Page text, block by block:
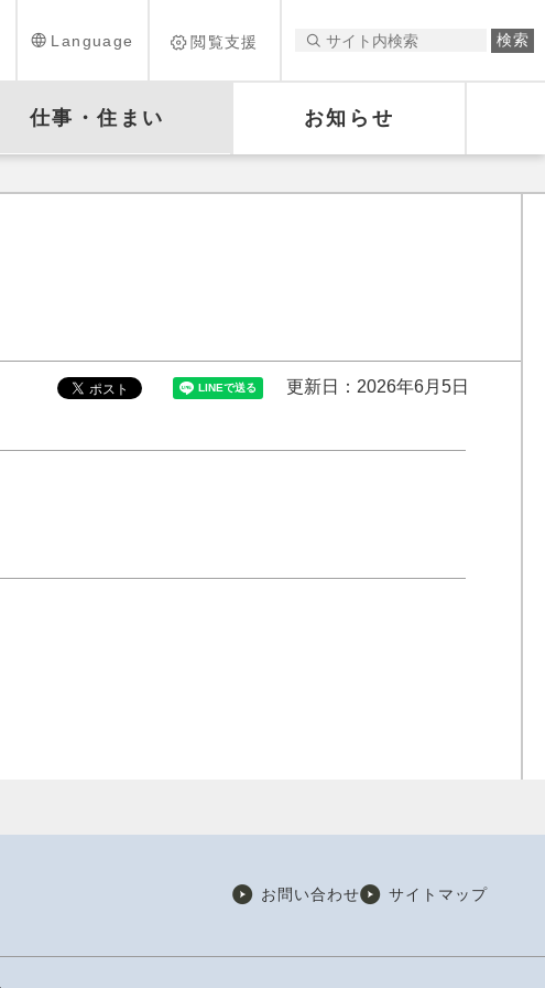
Language 閲覧支援
仕事・住まい お知らせ
更新日：2026年6月5日
お問い合わせ サイトマップ